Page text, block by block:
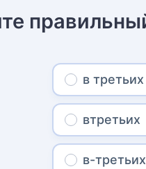
в третьих
втретьих
в-третьих